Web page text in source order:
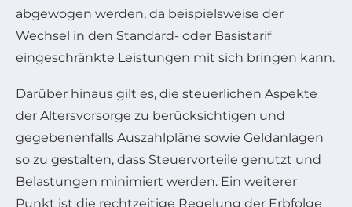
abgewogen werden, da beispielsweise der
Wechsel in den Standard- oder Basistarif
eingeschränkte Leistungen mit sich bringen kann.
Darüber hinaus gilt es, die steuerlichen Aspekte
der Altersvorsorge zu berücksichtigen und
gegebenenfalls Auszahlpläne sowie Geldanlagen
so zu gestalten, dass Steuervorteile genutzt und
Belastungen minimiert werden. Ein weiterer
Punkt ist die rechtzeitige Regelung der Erbfolge